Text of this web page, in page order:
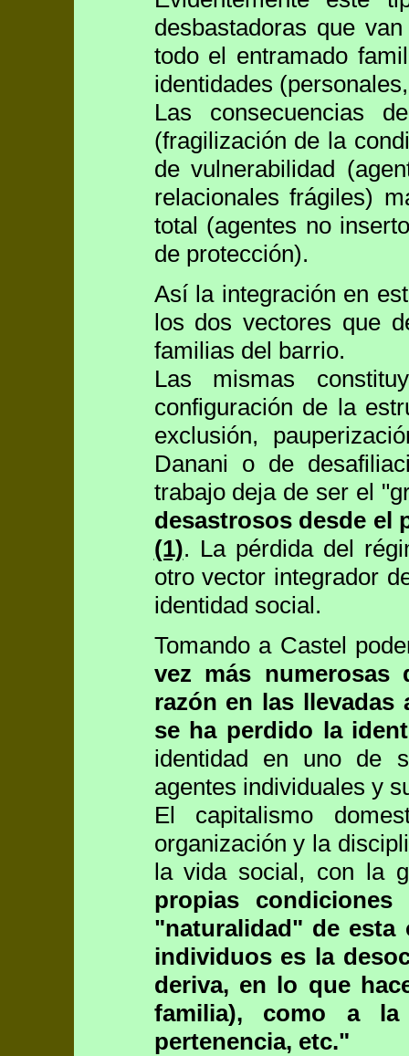
desbastadoras que
todo el entramado
identidades
Las consecuencias
(fragilización de la
de vulnerabilidad
relacionales frágiles)
total (agentes no
de protección).
Así la integración en
los dos vectores que
familias del barrio.
Las mismas
configuración de la
exclusión,
Danani o de
trabajo deja de ser el
desastrosos desde el
(1). La pérdida del
otro vector integrador
identidad social.
Tomando a Castel
vez más
razón en las llevadas
se ha perdido la
identidad en uno de
agentes individuales y
El capitalismo
organización y la
la vida social, con la
propias
"naturalidad" de esta
individuos es la
deriva, en lo que
familia), como a
pertenencia, etc."